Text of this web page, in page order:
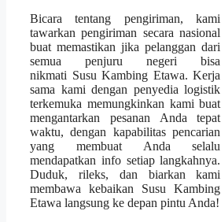
Bicara tentang pengiriman, kami
tawarkan pengiriman secara nasional
buat memastikan jika pelanggan dari
semua penjuru negeri bisa
nikmati Susu Kambing Etawa. Kerja
sama kami dengan penyedia logistik
terkemuka memungkinkan kami buat
mengantarkan pesanan Anda tepat
waktu, dengan kapabilitas pencarian
yang membuat Anda selalu
mendapatkan info setiap langkahnya.
Duduk, rileks, dan biarkan kami
membawa kebaikan Susu Kambing
Etawa langsung ke depan pintu Anda!